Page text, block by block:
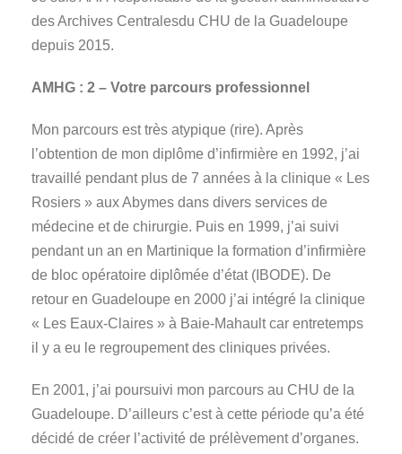
des Archives Centralesdu CHU de la Guadeloupe
depuis 2015.
AMHG : 2 – Votre parcours professionnel
Mon parcours est très atypique (rire). Après
l’obtention de mon diplôme d’infirmière en 1992, j’ai
travaillé pendant plus de 7 années à la clinique « Les
Rosiers » aux Abymes dans divers services de
médecine et de chirurgie. Puis en 1999, j’ai suivi
pendant un an en Martinique la formation d’infirmière
de bloc opératoire diplômée d’état (IBODE). De
retour en Guadeloupe en 2000 j’ai intégré la clinique
« Les Eaux-Claires » à Baie-Mahault car entretemps
il y a eu le regroupement des cliniques privées.
En 2001, j’ai poursuivi mon parcours au CHU de la
Guadeloupe. D’ailleurs c’est à cette période qu’a été
décidé de créer l’activité de prélèvement d’organes.